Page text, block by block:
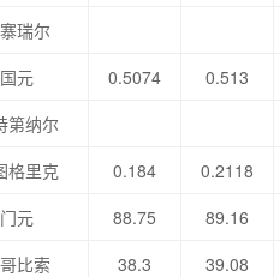
瑞尔
元
0.5074 0.513
第纳尔
格里克
0.184 0.2118
元
88.75 89.16
比索
38.3 39.08